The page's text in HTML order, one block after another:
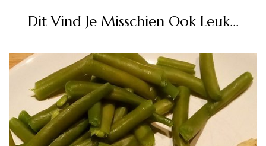
Dit Vind Je Misschien Ook Leuk...